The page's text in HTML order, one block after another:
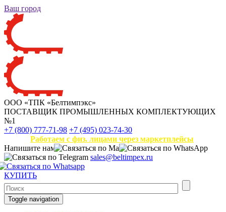
Ваш город
ООО «ТПК «Белтимпэкс»
ПОСТАВЩИК ПРОМЫШЛЕННЫХ КОМПЛЕКТУЮЩИХ
№1
+7 (800) 777-71-98 +7 (495) 023-74-30
Работаем с физ. лицами через маркетплейсы
Напишите нам
sales@beltimpex.ru
КУПИТЬ
Toggle navigation